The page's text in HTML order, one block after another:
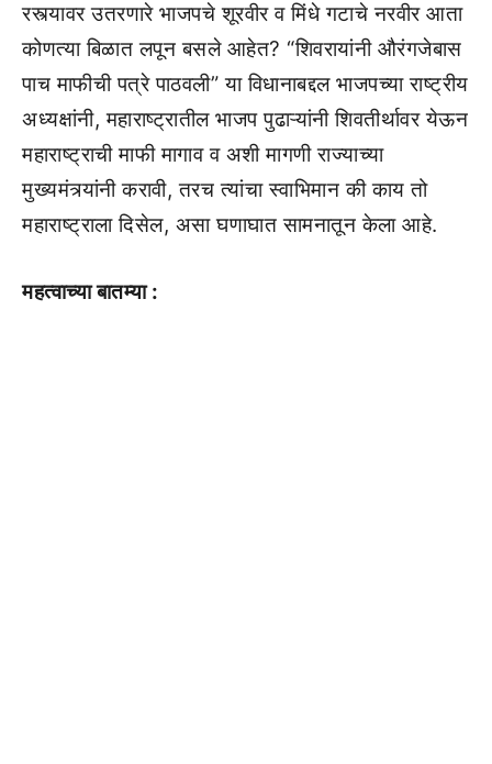
रस्त्यावर उतरणारे भाजपचे शूरवीर व मिंधे गटाचे नरवीर आता
कोणत्या बिळात लपून बसले आहेत? “शिवरायांनी औरंगजेबास
पाच माफीची पत्रे पाठवली” या विधानाबद्दल भाजपच्या राष्ट्रीय
अध्यक्षांनी, महाराष्ट्रातील भाजप पुढाऱ्यांनी शिवतीर्थावर येऊन
महाराष्ट्राची माफी मागाव व अशी मागणी राज्याच्या
मुख्यमंत्र्यांनी करावी, तरच त्यांचा स्वाभिमान की काय तो
महाराष्ट्राला दिसेल, असा घणाघात सामनातून केला आहे.
महत्वाच्या बातम्या :